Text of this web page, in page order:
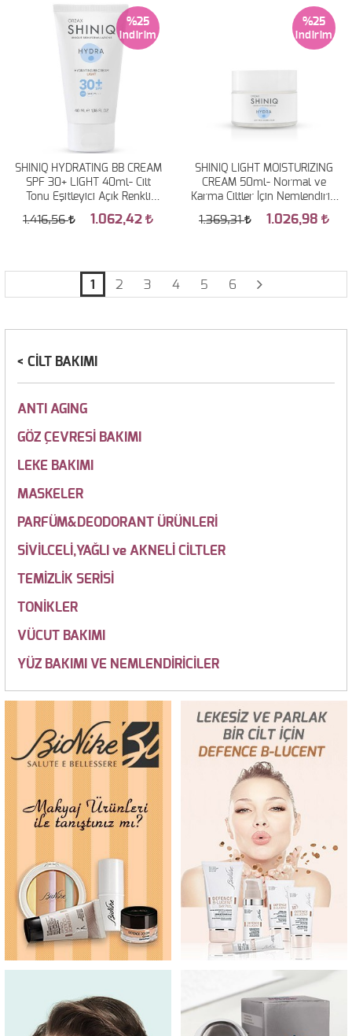
SHINIQ HYDRATING BB CREAM
SPF 30+ LIGHT 40ml- Cilt
Tonu Eşitleyici Açık Renkli
Bakım Kremi
%25
1.416,56 1.062,42
SHINIQ LIGHT MOISTURIZING
CREAM 50ml- Normal ve
Karma Ciltler İçin Nemlendirici
Krem
%25
1.369,31 1.026,98
1 2 3 4 5 6
CİLT BAKIMI
ANTI AGING
GÖZ ÇEVRESİ BAKIMI
LEKE BAKIMI
MASKELER
PARFÜM&DEODORANT ÜRÜNLERİ
SİVİLCELİ,YAĞLI ve AKNELİ CİLTLER
TEMİZLİK SERİSİ
TONİKLER
VÜCUT BAKIMI
YÜZ BAKIMI VE NEMLENDİRİCİLER